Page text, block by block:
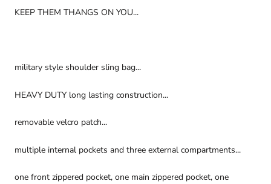
KEEP THEM THANGS ON YOU...
military style shoulder sling bag...
HEAVY DUTY long lasting construction...
removable velcro patch...
multiple internal pockets and three external compartments...
one front zippered pocket, one main zippered pocket, one